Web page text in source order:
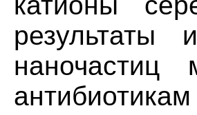
результаты
наночастиц